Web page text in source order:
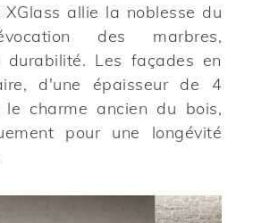
allie la noblesse du
des marbres,
durabilité. Les façades en
d'une épaisseur de 4
le charme ancien du bois,
pour une longévité